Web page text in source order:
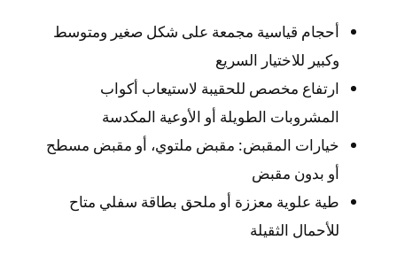
أحجام قياسية مجمعة على شكل صغير ومتوسط
وكبير للاختيار السريع
ارتفاع مخصص للحقيبة لاستيعاب أكواب
المشروبات الطويلة أو الأوعية المكدسة
خيارات المقبض: مقبض ملتوي، أو مقبض مسطح
أو بدون مقبض
طية علوية معززة أو ملحق بطاقة سفلي متاح
للأحمال الثقيلة